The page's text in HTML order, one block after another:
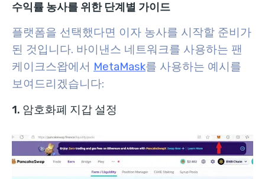
수익률 농사를 위한 단계별 가이드
플랫폼을 선택했다면 이자 농사를 시작할 준비가
된 것입니다. 바이낸스 네트워크를 사용하는 팬
케이크스왑에서 MetaMask를 사용하는 예시를
보여드리겠습니다:
1. 암호화폐 지갑 설정